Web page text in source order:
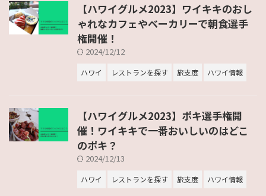
【ハワイグルメ2023】ワイキキのおし
ゃれなカフェやベーカリーで朝食選手
権開催！
2024/12/12
ハワイ レストランを探す 旅支度 ハワイ情報
【ハワイグルメ2023】ポキ選手権開
催！ワイキキで一番おいしいのはどこ
のポキ？
2024/12/13
ハワイ レストランを探す 旅支度 ハワイ情報